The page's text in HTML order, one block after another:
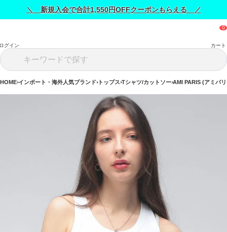
＼ 新規入会で合計1,550円OFFクーポンもらえる ／
グイン カート
HOME インポート・海外人気ブランド トップス Tシャツ/カットソー AMI PARIS (アミパ